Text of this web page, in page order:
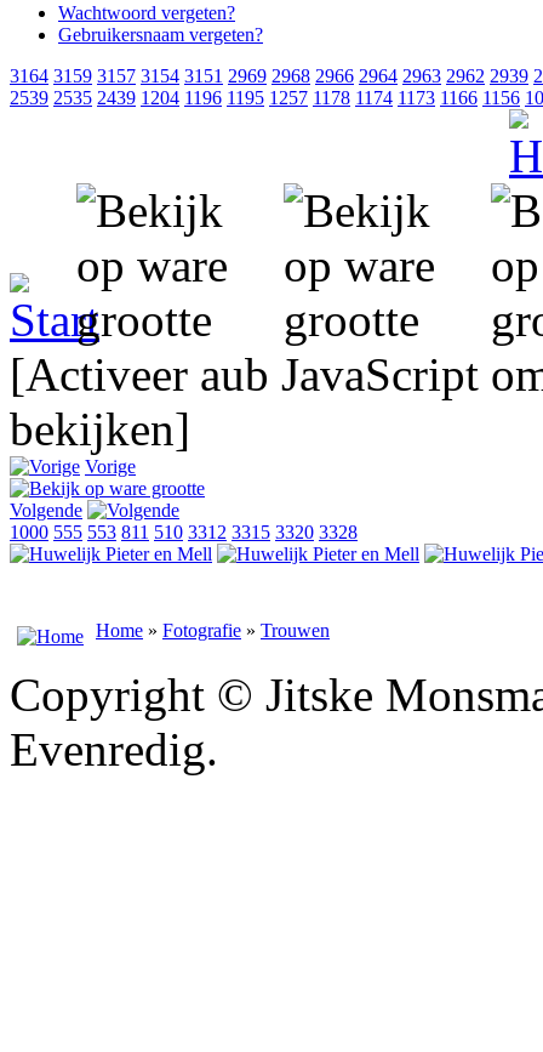
Wachtwoord vergeten?
Gebruikersnaam vergeten?
3164 3159 3157 3154 3151 2969 2968 2966 2964 2963 2962 2939
2539 2535 2439 1204 1196 1195 1257 1178 1174 1173 1166 1156
[Activeer aub JavaScript
bekijken]
Vorige
Volgende
1000 555 553 811 510 3312 3315 3320 3328
Home » Fotografie » Trouwen
Copyright © Jitske
Evenredig.